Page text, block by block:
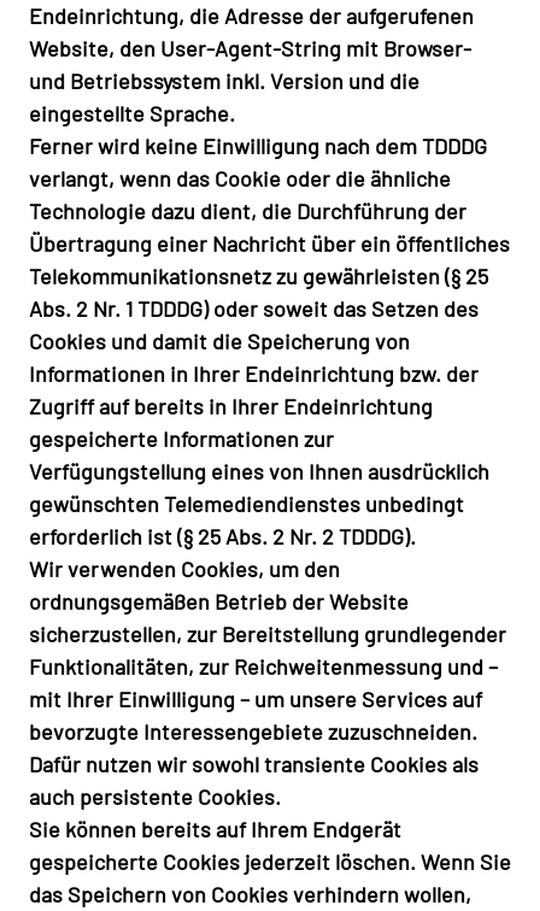
Endeinrichtung, die Adresse der aufgerufenen
Website, den User-Agent-String mit Browser-
und Betriebssystem inkl. Version und die
eingestellte Sprache.
Ferner wird keine Einwilligung nach dem TDDDG
verlangt, wenn das Cookie oder die ähnliche
Technologie dazu dient, die Durchführung der
Übertragung einer Nachricht über ein öffentliches
Telekommunikationsnetz zu gewährleisten (§ 25
Abs. 2 Nr. 1 TDDDG) oder soweit das Setzen des
Cookies und damit die Speicherung von
Informationen in Ihrer Endeinrichtung bzw. der
Zugriff auf bereits in Ihrer Endeinrichtung
gespeicherte Informationen zur
Verfügungstellung eines von Ihnen ausdrücklich
gewünschten Telemediendienstes unbedingt
erforderlich ist (§ 25 Abs. 2 Nr. 2 TDDDG).
Wir verwenden Cookies, um den
ordnungsgemäßen Betrieb der Website
sicherzustellen, zur Bereitstellung grundlegender
Funktionalitäten, zur Reichweitenmessung und –
mit Ihrer Einwilligung – um unsere Services auf
bevorzugte Interessengebiete zuzuschneiden.
Dafür nutzen wir sowohl transiente Cookies als
auch persistente Cookies.
Sie können bereits auf Ihrem Endgerät
gespeicherte Cookies jederzeit löschen. Wenn Sie
das Speichern von Cookies verhindern wollen,